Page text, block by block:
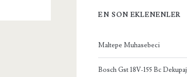
EN SON EKLENENLER
Maltepe Muhasebeci
Bosch Gst 18V-155 Bc Dekupaj